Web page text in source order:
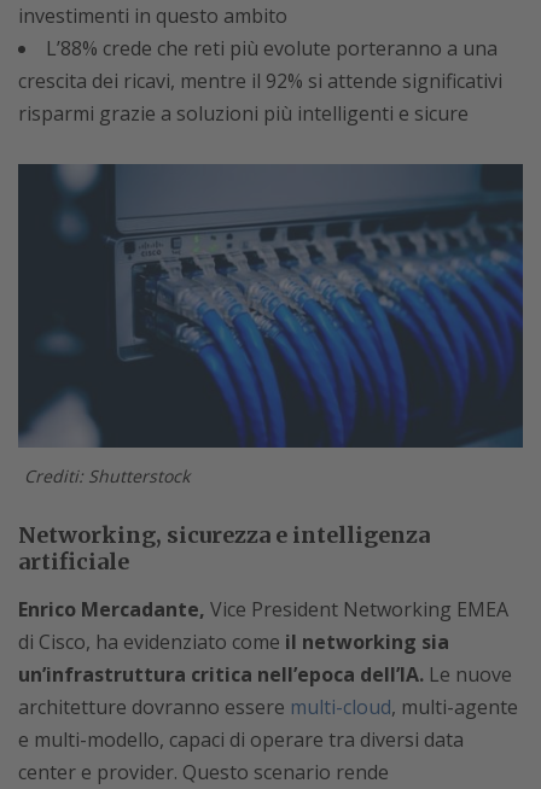
investimenti in questo ambito
L’88% crede che reti più evolute porteranno a una
crescita dei ricavi, mentre il 92% si attende significativi
risparmi grazie a soluzioni più intelligenti e sicure
Crediti: Shutterstock
Networking, sicurezza e intelligenza
artificiale
Enrico Mercadante, Vice President Networking EMEA
di Cisco, ha evidenziato come il networking sia
un’infrastruttura critica nell’epoca dell’IA. Le nuove
architetture dovranno essere multi-cloud, multi-agente
e multi-modello, capaci di operare tra diversi data
center e provider. Questo scenario rende